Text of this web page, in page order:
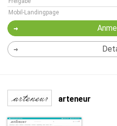
Mobil-Landingpage
arteneur